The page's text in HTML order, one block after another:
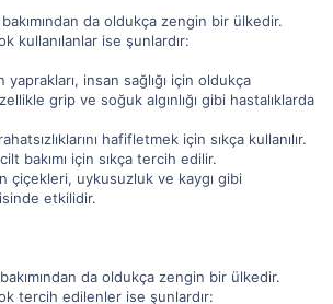
da oldukça zengin bir ülkedir.
kullanılanlar ise şunlardır:
yaprakları, insan sağlığı için oldukça
grip ve soğuk algınlığı gibi hastalıklarda
hafifletmek için sıkça kullanılır.
bakımı için sıkça tercih edilir.
çiçekleri, uykusuzluk ve kaygı gibi
etkilidir.
da oldukça zengin bir ülkedir.
tercih edilenler ise şunlardır: